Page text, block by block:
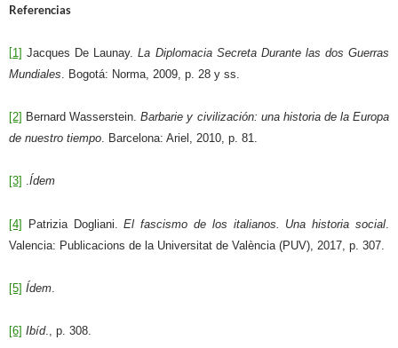
Referencias
[1] Jacques De Launay.La Diplomacia Secreta Durante las dos Guerras
Mundiales. Bogotá: Norma, 2009, p. 28 y ss.
[2] Bernard Wasserstein.Barbarie y civilización: una historia de la Europa
de nuestro tiempo. Barcelona: Ariel, 2010, p. 81.
[3] .Ídem
[4] Patrizia Dogliani.El fascismo de los italianos. Una historia social.
Valencia: Publicacions de la Universitat de València (PUV), 2017, p. 307.
[5] Ídem.
[6] Ibíd., p. 308.